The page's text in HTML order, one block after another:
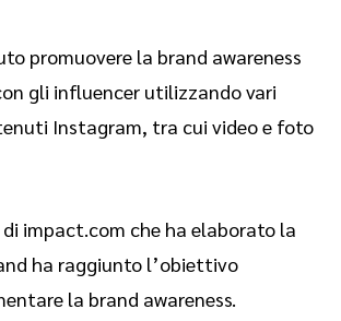
promuovere la brand awareness
gli influencer utilizzando vari
Instagram, tra cui video e foto
impact.com che ha elaborato la
ha raggiunto l’obiettivo
la brand awareness.